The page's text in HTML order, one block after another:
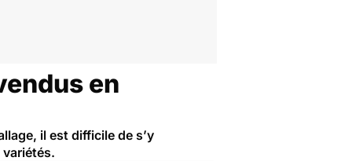
en
il est difficile de s’y